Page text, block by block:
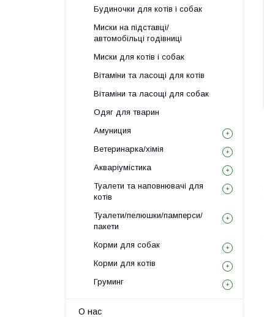
Будиночки для котів і собак
Миски на підставці/
автомобільці годівниці
Миски для котів і собак
Вітаміни та ласощі для котів
Вітаміни та ласощі для собак
Одяг для тварин
Амуниция
Ветеринарка/хімія
Акваріумістика
Туалети та наповнювачі для
котів
Туалети/пелюшки/памперси/
пакети
Корми для собак
Корми для котів
Груминг
О нас